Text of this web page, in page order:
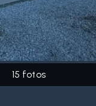
15 fotos